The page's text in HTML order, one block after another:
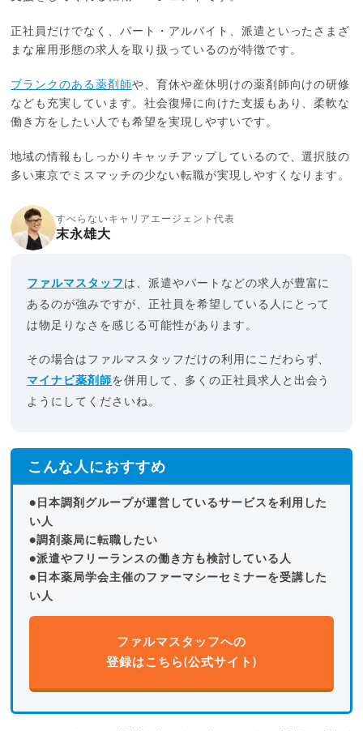
正社員だけでなく、パート・アルバイト、派遣といったさまざ
まな雇用形態の求人を取り扱っているのが特徴です。
ブランクのある薬剤師や、育休や産休明けの薬剤師向けの研修
なども充実しています。社会復帰に向けた支援もあり、柔軟な
働き方をしたい人でも希望を実現しやすいです。
地域の情報もしっかりキャッチアップしているので、選択肢の
多い東京でミスマッチの少ない転職が実現しやすくなります。
すべらないキャリアエージェント代表
末永雄大
ファルマスタッフ は、派遣やパートなどの求人が豊富に
あるのが強みですが、正社員を希望している人にとって
は物足りなさを感じる可能性があります。
その場合はファルマスタッフだけの利用にこだわらず、
マイナビ薬剤師を併用して、多くの正社員求人と出会う
ようにしてくださいね。
こんな人におすすめ
●日本調剤グループが運営しているサービスを利用した
い人
●調剤薬局に転職したい
●派遣やフリーランスの働き方も検討している人
●日本薬局学会主催のファーマシーセミナーを受講した
い人
ファルマスタッフへの
登録はこちら(公式サイト)